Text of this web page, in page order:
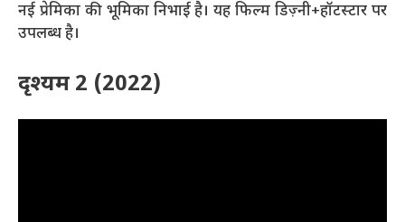
नई प्रेमिका की भूमिका निभाई है। यह फिल्म डिज़्नी+हॉटस्टार पर
उपलब्ध है।
दृश्यम 2 (2022)